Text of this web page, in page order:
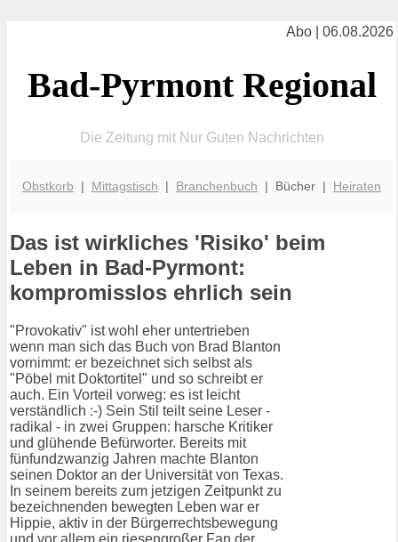
Abo | 06.08.2026
Bad-Pyrmont Regional
Die Zeitung mit Nur Guten Nachrichten
Obstkorb | Mittagstisch | Branchenbuch | Bücher | Heiraten
Das ist wirkliches 'Risiko' beim
Leben in Bad-Pyrmont:
kompromisslos ehrlich sein
"Provokativ" ist wohl eher untertrieben
wenn man sich das Buch von Brad Blanton
vornimmt: er bezeichnet sich selbst als
"Pöbel mit Doktortitel" und so schreibt er
auch. Ein Vorteil vorweg: es ist leicht
verständlich :-) Sein Stil teilt seine Leser -
radikal - in zwei Gruppen: harsche Kritiker
und glühende Befürworter. Bereits mit
fünfundzwanzig Jahren machte Blanton
seinen Doktor an der Universität von Texas.
In seinem bereits zum jetzigen Zeitpunkt zu
bezeichnenden bewegten Leben war er
Hippie, aktiv in der Bürgerrechtsbewegung